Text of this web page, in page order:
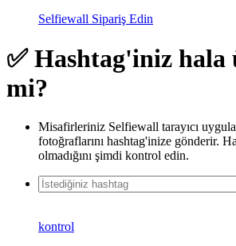
Selfiewall Sipariş Edin
✅ Hashtag'iniz hala
mi?
Misafirleriniz Selfiewall tarayıcı
fotoğraflarını hashtag'inize gönderir.
olmadığını şimdi kontrol edin.
kontrol